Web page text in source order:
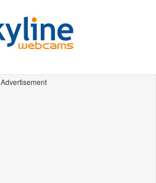
Advertisement